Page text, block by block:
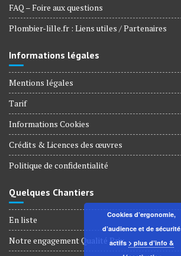
FAQ – Foire aux questions
Plombier-lille.fr : Liens utiles / Partenaires
Informations légales
Mentions légales
Tarif
Informations Cookies
Crédits & Licences des œuvres
Politique de confidentialité
Quelques Chantiers
En liste
Notre engagement Qualité Prix
Cookies d’ergonomie,
d’audience et de sécurité
actifs > plus d’info &